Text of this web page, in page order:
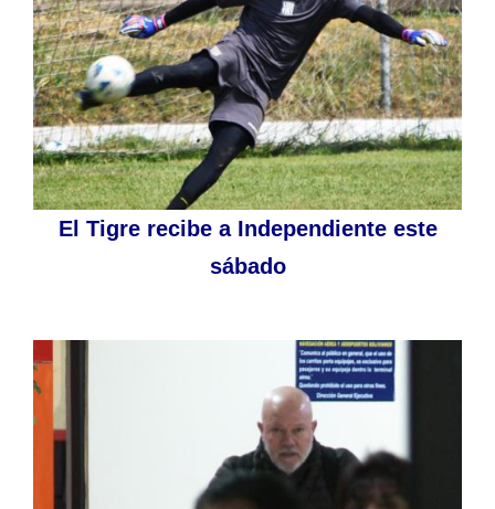
El Tigre recibe a Independiente este
sábado